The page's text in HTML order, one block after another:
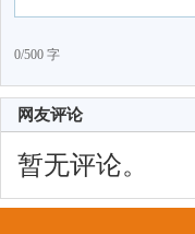
0/500 字
网友评论
暂无评论。